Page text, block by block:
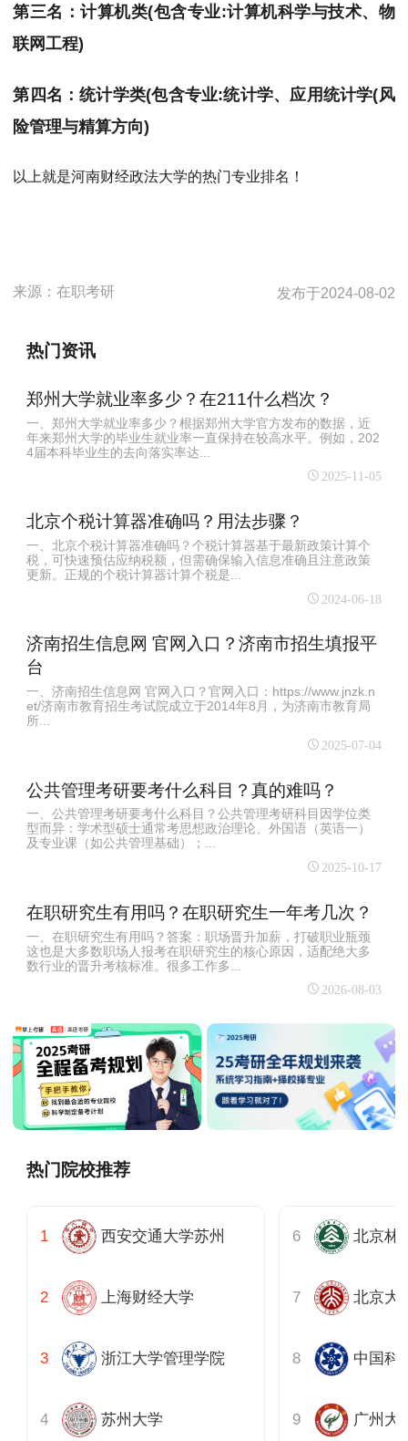
第三名：计算机类(包含专业:计算机科学与技术、物
联网工程)
第四名：统计学类(包含专业:统计学、应用统计学(风
险管理与精算方向)
以上就是河南财经政法大学的热门专业排名！
来源：在职考研 发布于2024-08-02
热门资讯
郑州大学就业率多少？在211什么档次？
一、郑州大学就业率多少？根据郑州大学官方发布的数据，近
年来郑州大学的毕业生就业率一直保持在较高水平。例如，202
4届本科毕业生的去向落实率达...
2025-11-05
北京个税计算器准确吗？用法步骤？
一、北京个税计算器准确吗？个税计算器基于最新政策计算个
税，可快速预估应纳税额，但需确保输入信息准确且注意政策
更新。正规的个税计算器计算个税是...
2024-06-18
济南招生信息网 官网入口？济南市招生填报平
台
一、济南招生信息网 官网入口？官网入口：https://www.jnzk.n
et/济南市教育招生考试院成立于2014年8月，为济南市教育局
所...
2025-07-04
公共管理考研要考什么科目？真的难吗？
一、公共管理考研要考什么科目？公共管理考研科目因学位类
型而异：‌学术型硕士通常考思想政治理论、外国语（英语一）
及专业课（如公共管理基础）‌；...
2025-10-17
在职研究生有用吗？在职研究生一年考几次？
一、在职研究生有用吗？答案：职场晋升加薪，打破职业瓶颈
这也是大多数职场人报考在职研究生的核心原因，适配绝大多
数行业的晋升考核标准。很多工作多...
2026-08-03
热门院校推荐
西安交通大学苏州
上海财经大学
浙江大学管理学院
苏州大学
北京林
中国科
广州大